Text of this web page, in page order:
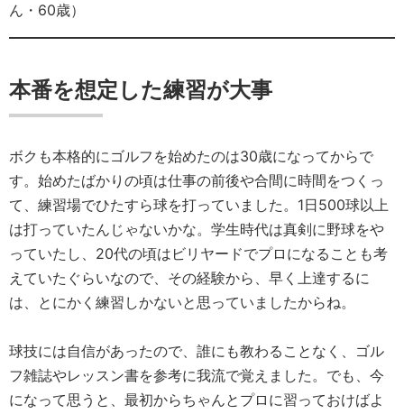
ん・60歳）
本番を想定した練習が大事
ボクも本格的にゴルフを始めたのは30歳になってからで
す。始めたばかりの頃は仕事の前後や合間に時間をつくっ
て、練習場でひたすら球を打っていました。1日500球以上
は打っていたんじゃないかな。学生時代は真剣に野球をや
っていたし、20代の頃はビリヤードでプロになることも考
えていたぐらいなので、その経験から、早く上達するに
は、とにかく練習しかないと思っていましたからね。
球技には自信があったので、誰にも教わることなく、ゴル
フ雑誌やレッスン書を参考に我流で覚えました。でも、今
になって思うと、最初からちゃんとプロに習っておけばよ